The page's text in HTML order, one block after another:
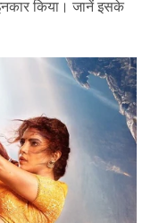
किया। जानें इसके